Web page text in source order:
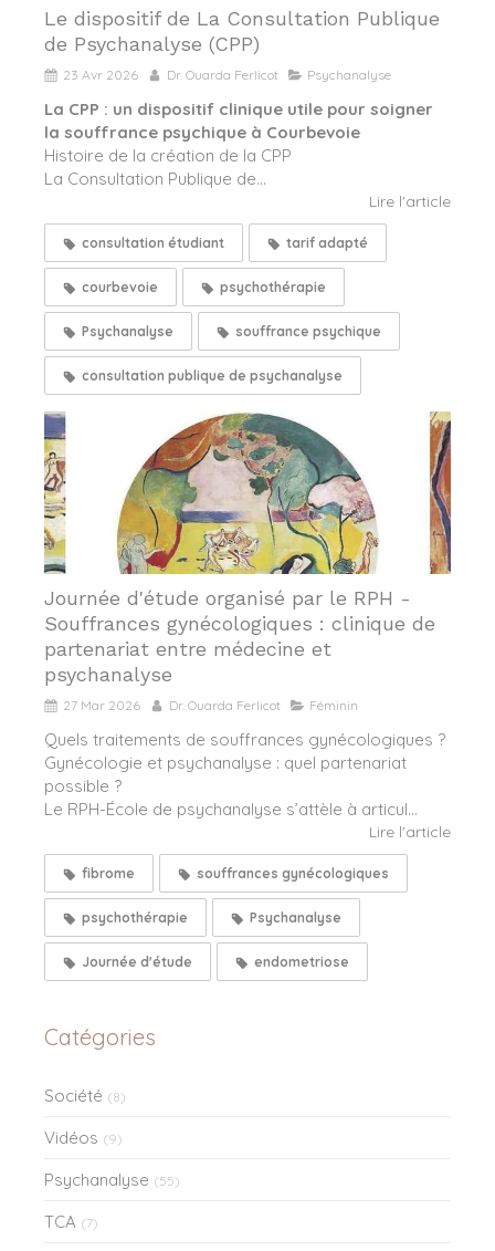
Le dispositif de La Consultation Publique
de Psychanalyse (CPP)
23 Avr 2026 Dr. Ouarda Ferlicot Psychanalyse
La CPP : un dispositif clinique utile pour soigner
la souffrance psychique à Courbevoie
Histoire de la création de la CPP
La Consultation Publique de...
Lire l'article
consultation étudiant tarif adapté
courbevoie psychothérapie
Psychanalyse souffrance psychique
consultation publique de psychanalyse
Journée d'étude organisé par le RPH -
Souffrances gynécologiques : clinique de
partenariat entre médecine et
psychanalyse
27 Mar 2026 Dr. Ouarda Ferlicot Féminin
Quels traitements de souffrances gynécologiques ?
Gynécologie et psychanalyse : quel partenariat
possible ?
Le RPH-École de psychanalyse s’attèle à articul...
Lire l'article
fibrome souffrances gynécologiques
psychothérapie Psychanalyse
Journée d'étude endometriose
Catégories
Société (8)
Vidéos (9)
Psychanalyse (55)
TCA (7)